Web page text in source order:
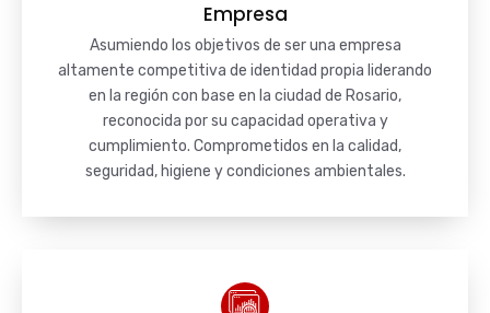
Empresa
Asumiendo los objetivos de ser una empresa
altamente competitiva de identidad propia liderando
en la región con base en la ciudad de Rosario,
reconocida por su capacidad operativa y
cumplimiento. Comprometidos en la calidad,
seguridad, higiene y condiciones ambientales.